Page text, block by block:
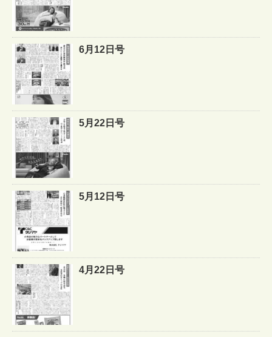
6月12日号
5月22日号
5月12日号
4月22日号